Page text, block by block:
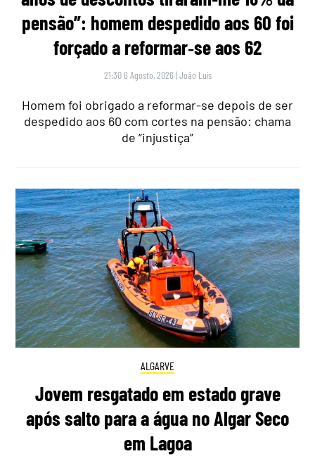
pensão”: homem despedido aos 60 foi
forçado a reformar‑se aos 62
21:30 6 Agosto, 2026 |João Luís
Homem foi obrigado a reformar-se depois de ser
despedido aos 60 com cortes na pensão: chama
de “injustiça”
ALGARVE
Jovem resgatado em estado grave
após salto para a água no Algar Seco
em Lagoa